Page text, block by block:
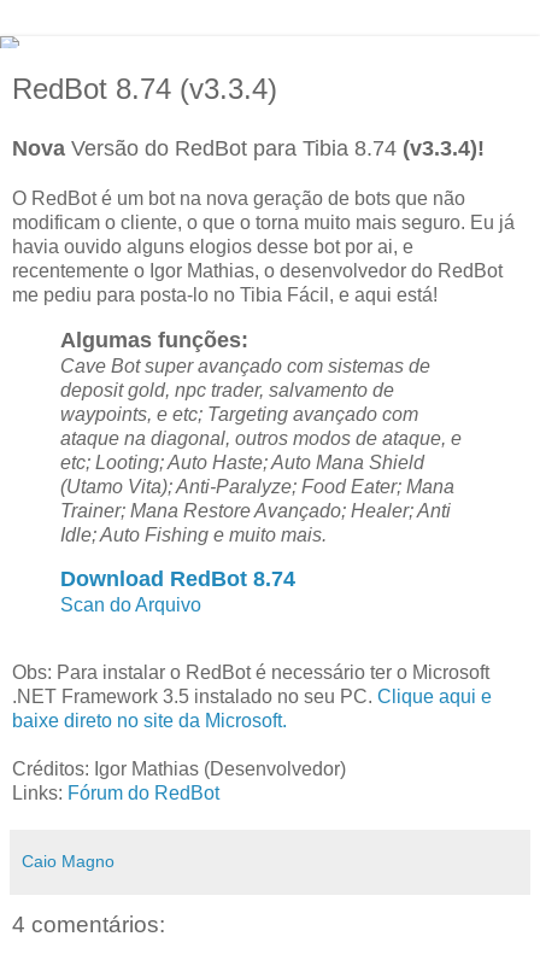
RedBot 8.74 (v3.3.4)
Nova Versão do RedBot para Tibia 8.74 (v3.3.4)!
O RedBot é um bot na nova geração de bots que não
modificam o cliente, o que o torna muito mais seguro. Eu já
havia ouvido alguns elogios desse bot por ai, e
recentemente o Igor Mathias, o desenvolvedor do RedBot
me pediu para posta-lo no Tibia Fácil, e aqui está!
Algumas funções:
Cave Bot super avançado com sistemas de
deposit gold, npc trader, salvamento de
waypoints, e etc; Targeting avançado com
ataque na diagonal, outros modos de ataque, e
etc; Looting; Auto Haste; Auto Mana Shield
(Utamo Vita); Anti-Paralyze; Food Eater; Mana
Trainer; Mana Restore Avançado; Healer; Anti
Idle; Auto Fishing e muito mais.
Download RedBot 8.74
Scan do Arquivo
Obs: Para instalar o RedBot é necessário ter o Microsoft
.NET Framework 3.5 instalado no seu PC. Clique aqui e
baixe direto no site da Microsoft.
Créditos: Igor Mathias (Desenvolvedor)
Links: Fórum do RedBot
Caio Magno
4 comentários: